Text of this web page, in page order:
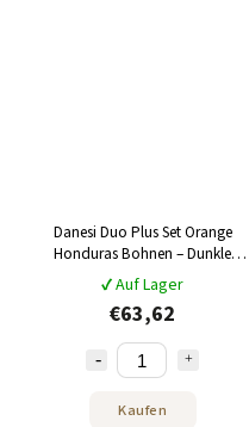
Danesi Duo Plus Set Orange
Honduras Bohnen – Dunkle
Kaffeebohnenkassette 250 g + 2
Tassen und 2 Untertassen –
orange
✔ Auf Lager
€63,62
Kaufen